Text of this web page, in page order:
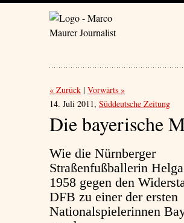
14. Juli 2011, Süddeutsche Zeitung
Die bayerische
« Zurück Vorwärts »
Wie die Nürnberger
Straßenfußballerin
1958 gegen den
DFB zu einer der ersten
Nationalspielerinnen